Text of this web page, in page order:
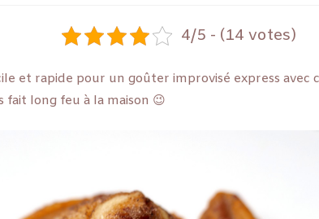
4/5 - (14 votes)
et rapide pour un goûter improvisé express avec
fait long feu à la maison 😉